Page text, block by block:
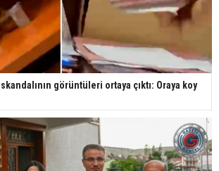
görüntüleri ortaya çıktı: Oraya koy